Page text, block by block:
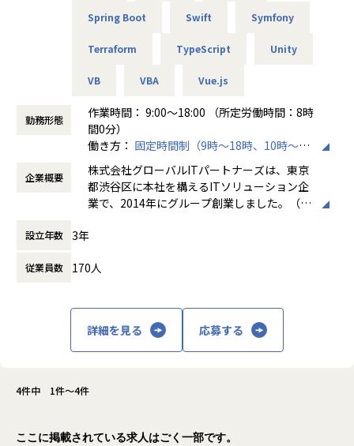
・給与などの待遇面の向上
とができます。
■チーム組織構成
ちろん、会社の制度についても意見しやすい環境になってい
当社はこれからも「エンジニアファースト」な会社を目指
し、さまざまな改革を続けていきます。
□案件を自分で選びたい
□自分のプライベートはしっかり確保したい
そんな想いをもった先輩たちが
当社で充実したエンジニアライフを手に入れています！
気軽にご応募ください♪
※場合により、親会社での採用になる可能性もございます。
Spring Boot Swift Symfony
Terraform TypeScript Unity
VB VBA Vue.js
勤務形態
作業時間： 9:00～18:00 （所定労働時間：8時
間0分）
働き方： 固定時間制（9時～18時、10時～19
時など）
時間外労働の有無： 有（月平均3時間～15時
間）
休憩時間： 60分
企業概要
株式会社グローバルITパートナーズは、東京
都渋谷区に本社を構えるITソリューション企
業で、2014年にグループ創業しました。（連
ムエンジニアリングサービス（SES）、ソフ
で、AWSやAzureなどのクラウド構築から業
べる「案件選択制度」や報酬を透明化する
「単価公開制度」を導入し、キャリア形成を
重視。Udemy教材や資格取得支援などスキル
サポートする企業理念「Linking Success To
設立年数 3年
従業員数 170人
詳細を見る 応募する
4件中 1件～4件
ここに掲載されている求人はごく一部です。